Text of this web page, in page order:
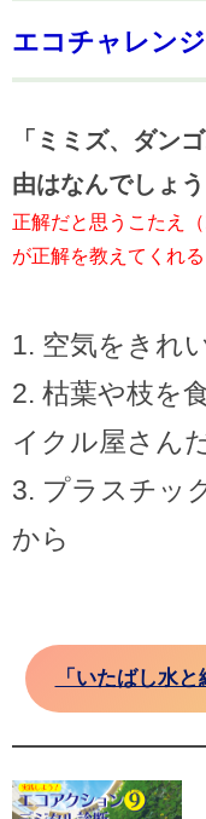
エコチャレン
「ミミズ、ダン
由はなんでしょう
正解だと思うこたえ
が正解を教えてくれる
空気をきれ
枯葉や枝を
イクル屋さん
プラスチッ
から
「いたばし水